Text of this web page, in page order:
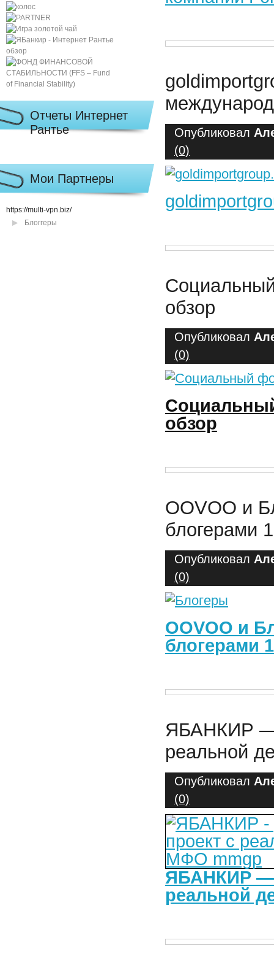
Отчеты Интернет
Рантье
Мои Партнеры
https://multi-vpn.biz/
Блоггеры
Опубликовал
(0)
обзор
Опубликовал
(0)
обзор
OOVOO и
блогерами
Опубликовал
(0)
OOVOO и
блогерами
ЯБАНКИР —
реальной
Опубликовал
(0)
ЯБАНКИР —
реальной